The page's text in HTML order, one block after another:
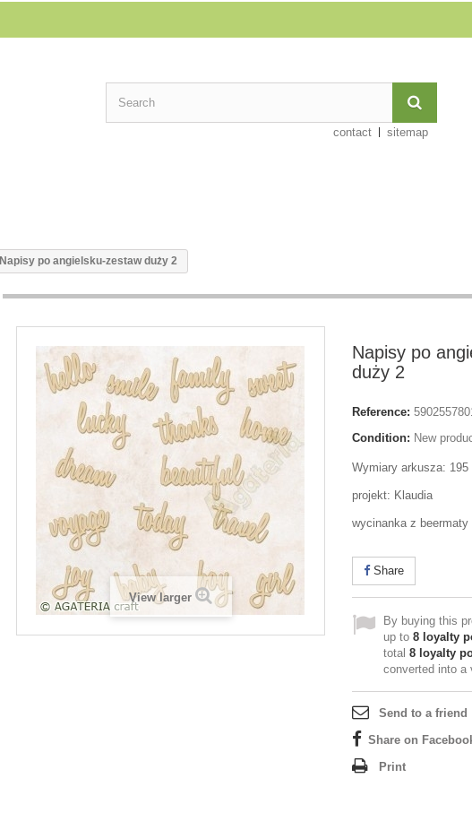
contact sitemap
Napisy po angielsku-zestaw duży 2
View larger
Napisy po
duży 2
Reference:
Condition: New
Wymiary arkusza: 195
projekt: Klaudia
wycinanka z beermaty
Share
By buying this
up to 8 loyalty
total 8 loyalty
converted into
Send to a friend
Share on
Print